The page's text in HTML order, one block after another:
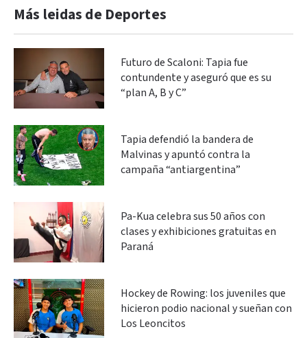
Más leidas de Deportes
Futuro de Scaloni: Tapia fue
contundente y aseguró que es su
“plan A, B y C”
Tapia defendió la bandera de
Malvinas y apuntó contra la
campaña “antiargentina”
Pa-Kua celebra sus 50 años con
clases y exhibiciones gratuitas en
Paraná
Hockey de Rowing: los juveniles que
hicieron podio nacional y sueñan con
Los Leoncitos